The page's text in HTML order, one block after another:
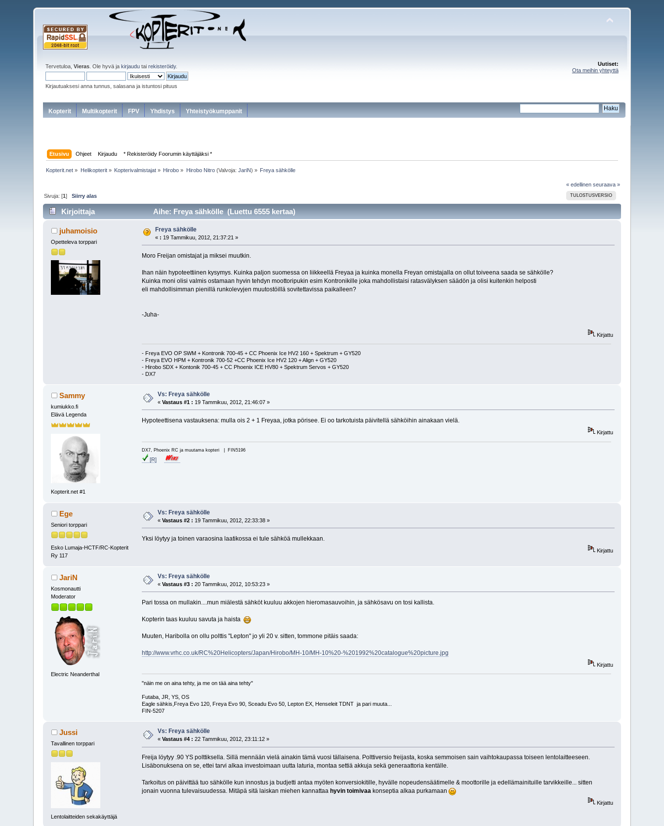
Tervetuloa,Vieras . Ole hyvä jakirjaudu tairekisteröidy.
Kirjautuaksesi anna tunnus, salasana ja istuntosi pituus
Uutiset:
Ota meihin yhteyttä
Kopterit Multikopterit FPV Yhdistys Yhteistyökumppanit
Etusivu Ohjeet Kirjaudu * Rekisteröidy Foorumin käyttäjäksi *
Kopterit.net » Helikopterit» Kopterivalmistajat » Hirobo » Hirobo Nitro(Valvoja: JariN) » Freya sähkölle
« edellinen seuraava »
TULOSTUSVERSIO
Sivuja: [1]Siirry alas
Kirjoittaja Aihe: Freya sähkölle (Luettu 6555 kertaa)
juhamoisio
Opetteleva torppari
Freya sähkölle
« : 19 Tammikuu, 2012, 21:37:21 »
Moro Freijan omistajat ja miksei muutkin.
Ihan näin hypoteettiinen kysymys. Kuinka paljon suomessa on liikkeellä Freyaa ja kuinka monella Freyan omistajalla on ollut toiveena saada se sähkölle?
Kuinka moni olisi valmis ostamaan hyvin tehdyn moottoripukin esim Kontronikille joka mahdollistaisi ratasvälyksen säädön ja olisi kuitenkin helposti
eli mahdollisimman pienillä runkolevyjen muutostöillä sovitettavissa paikalleen?
-Juha-
Kirjattu
- Freya EVO OP SWM + Kontronik 700-45 + CC Phoenix Ice HV2 160 + Spektrum + GY520
- Freya EVO HPM + Kontronik 700-52 +CC Phoenix Ice HV2 120 + Align + GY520
- Hirobo SDX + Kontonik 700-45 + CC Phoenix ICE HV80 + Spektrum Servos + GY520
- DX7
Sammy
kumiukko.fi
Elävä Legenda
Kopterit.net #1
Vs: Freya sähkölle
«Vastaus #1 : 19 Tammikuu, 2012, 21:46:07 »
Hypoteettisena vastauksena: mulla ois 2 + 1 Freyaa, jotka pörisee. Ei oo tarkotuista päivitellä sähköihin ainakaan vielä.
Kirjattu
DX7, Phoenix RC ja muutama kopteri | FIN5196
[R]
Ege
Seniori torppari
Esko Lumaja-HCTF/RC-Kopterit
Ry 117
Vs: Freya sähkölle
«Vastaus #2 : 19 Tammikuu, 2012, 22:33:38 »
Yksi löytyy ja toinen varaosina laatikossa ei tule sähköä mullekkaan.
Kirjattu
JariN
Kosmonautti
Moderator
Electric Neanderthal
Vs: Freya sähkölle
«Vastaus #3 : 20 Tammikuu, 2012, 10:53:23 »
Pari tossa on mullakin....mun miälestä sähköt kuuluu akkojen hieromasauvoihin, ja sähkösavu on tosi kallista.
Kopterin taas kuuluu savuta ja haista
Muuten, Haribolla on ollu polttis "Lepton" jo yli 20 v. sitten, tommone pitäis saada:
http://www.vrhc.co.uk/RC%20Helicopters/Japan/Hirobo/MH-10/MH-10%20-%201992%20catalogue%20picture.jpg
Kirjattu
"näin me on aina tehty, ja me on tää aina tehty"
Futaba, JR, YS, OS
Eagle sähkis,Freya Evo 120, Freya Evo 90, Sceadu Evo 50, Lepton EX, Henseleit TDNT ja pari muuta...
FIN-5207
Jussi
Tavallinen torppari
Lentolaitteiden sekakäyttäjä
Vs: Freya sähkölle
«Vastaus #4 : 22 Tammikuu, 2012, 23:11:12 »
Freija löytyy .90 YS polttiksella. Sillä mennään vielä ainakin tämä vuosi tällaisena. Polttiversio freijasta, koska semmoisen sain vaihtokaupassa toiseen lentolaitteeseen.
Lisäbonuksena on se, ettei tarvi alkaa investoimaan uutta laturia, montaa settiä akkuja sekä generaattoria kentälle.
Tarkoitus on päivittää tuo sähkölle kun innostus ja budjetti antaa myöten konversiokitille, hyvälle nopeudensäätimelle & moottorille ja edellämainituille tarvikkeille... sitten
jonain vuonna tulevaisuudessa. Mitäpä sitä laiskan miehen kannattaa hyvin toimivaakonseptia alkaa purkamaan
Kirjattu